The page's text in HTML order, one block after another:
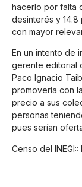
hacerlo por falta
desinterés y
con mayor
En un intento de
gerente editorial
Paco Ignacio
promovería con
precio a sus
personas
pues serían
Censo del